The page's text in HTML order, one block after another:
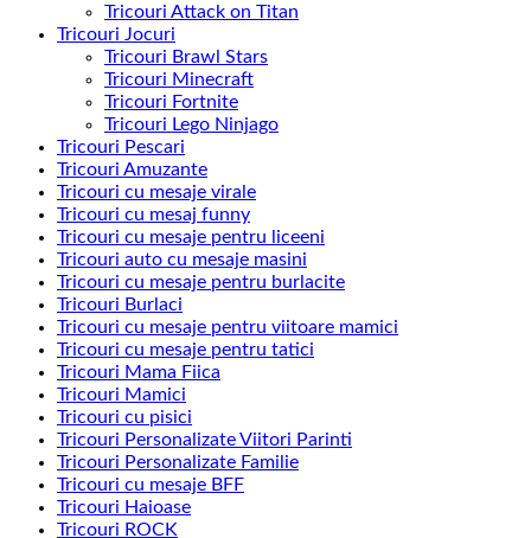
Tricouri Attack on Titan
Tricouri Jocuri
Tricouri Brawl Stars
Tricouri Minecraft
Tricouri Fortnite
Tricouri Lego Ninjago
Tricouri Pescari
Tricouri Amuzante
Tricouri cu mesaje virale
Tricouri cu mesaj funny
Tricouri cu mesaje pentru liceeni
Tricouri auto cu mesaje masini
Tricouri cu mesaje pentru burlacite
Tricouri Burlaci
Tricouri cu mesaje pentru viitoare mamici
Tricouri cu mesaje pentru tatici
Tricouri Mama Fiica
Tricouri Mamici
Tricouri cu pisici
Tricouri Personalizate Viitori Parinti
Tricouri Personalizate Familie
Tricouri cu mesaje BFF
Tricouri Haioase
Tricouri ROCK